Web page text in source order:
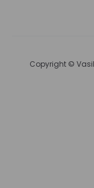
Copyright ©